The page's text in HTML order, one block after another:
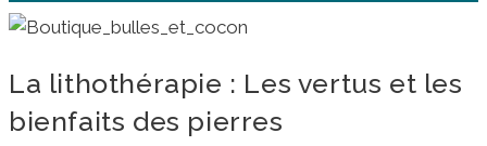
La lithothérapie : Les vertus et les
bienfaits des pierres